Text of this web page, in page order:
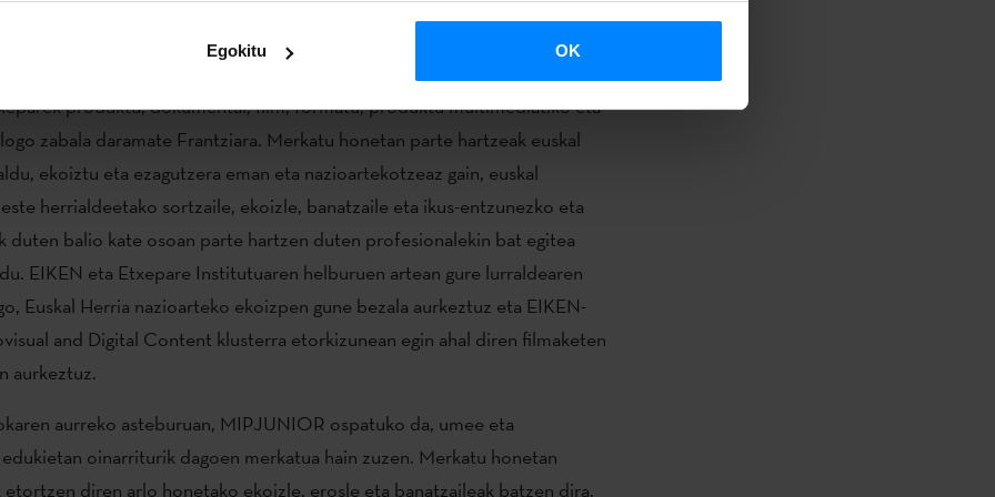
Egokitu OK
bizia zabalduko dutenak, zeinaren helburua euskal enpresentzako
sortzea izango dena.
produktu, dokumental, film, formatu, produktu multimediatiko eta
zabala daramate Frantziara. Merkatu honetan parte hartzeak euskal
ekoiztu eta ezagutzera eman eta nazioartekotzeaz gain, euskal
herrialdeetako sortzaile, ekoizle, banatzaile eta ikus-entzunezko eta
duten balio kate osoan parte hartzen duten profesionalekin bat egitea
EIKEN eta Etxepare Institutuaren helburuen artean gure lurraldearen
Euskal Herria nazioarteko ekoizpen gune bezala aurkeztuz eta EIKEN-
and Digital Content klusterra etorkizunean egin ahal diren filmaketen
aurkeztuz.
aurreko asteburuan, MIPJUNIOR ospatuko da, umee eta
oinarriturik dagoen merkatua hain zuzen. Merkatu honetan
diren arlo honetako ekoizle, erosle eta banatzaileak batzen dira.